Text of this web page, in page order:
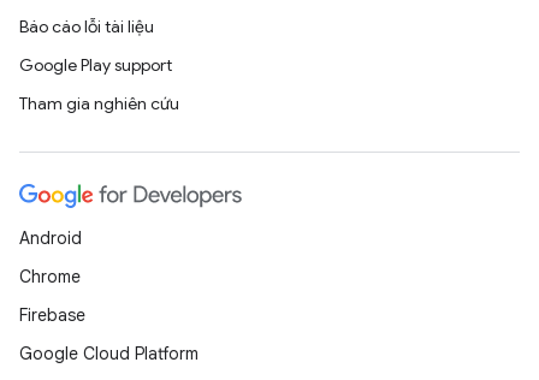
Báo cáo lỗi tài liệu
Google Play support
Tham gia nghiên cứu
Android
Chrome
Firebase
Google Cloud Platform